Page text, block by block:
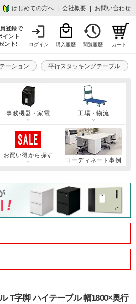
はじめての方へ 会社概要 お問い合わせ
登録で
イント
ント!
ログイン 購入履歴 閲覧履歴 カート
ーション 平行スタッキングテーブル
事務機器・家電 工場・物流
お買い得から探す
コーディネート事例
T字脚 ハイテーブル 幅1800×奥行